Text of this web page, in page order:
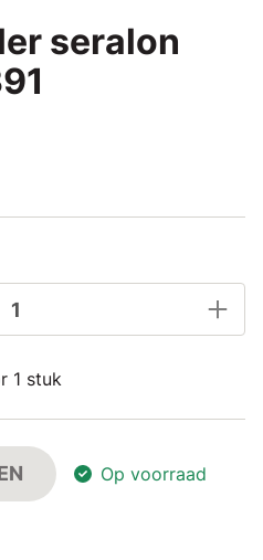
seralon
1 stuk
Op voorraad